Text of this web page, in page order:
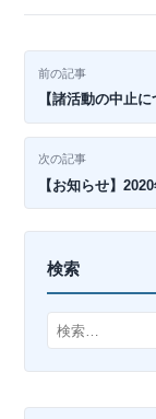
投
稿
ナ
ビ
ゲ
シ
ョ
前の記事
【諸活動の中止
次の記事
【お知らせ】
検索
検